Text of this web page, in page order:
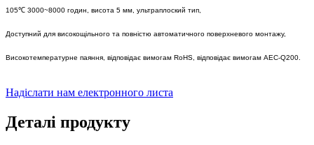
105℃ 3000~8000 годин, висота 5 мм, ультраплоский тип,
Доступний для високощільного та повністю автоматичного поверхневого монтажу,
Високотемпературне паяння, відповідає вимогам RoHS, відповідає вимогам AEC-Q200.
Надіслати нам електронного листа
Деталі продукту